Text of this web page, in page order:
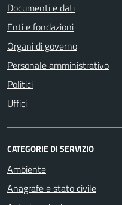
Documenti e dati
Enti e fondazioni
Organi di governo
Personale amministrativo
Politici
Uffici
CATEGORIE DI SERVIZIO
Ambiente
Anagrafe e stato civile